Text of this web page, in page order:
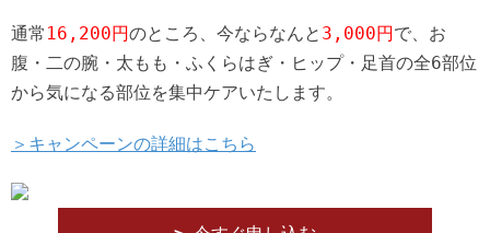
通常 16,200円のところ、今ならなんと 3,000円で、お
腹・二の腕・太もも・ふくらはぎ・ヒップ・足首の全6部位
から気になる部位を集中ケアいたします。
＞キャンペーンの詳細はこちら